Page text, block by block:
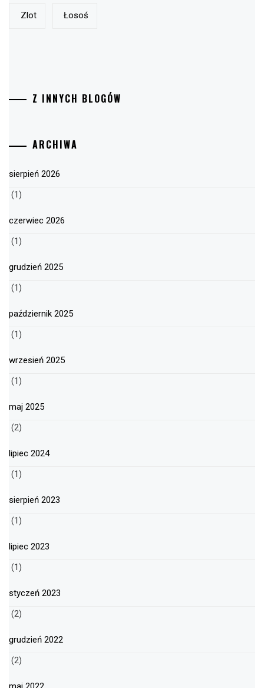
Zlot Łosoś
Z INNYCH BLOGÓW
ARCHIWA
sierpień 2026
(1)
czerwiec 2026
(1)
grudzień 2025
(1)
październik 2025
(1)
wrzesień 2025
(1)
maj 2025
(2)
lipiec 2024
(1)
sierpień 2023
(1)
lipiec 2023
(1)
styczeń 2023
(2)
grudzień 2022
(2)